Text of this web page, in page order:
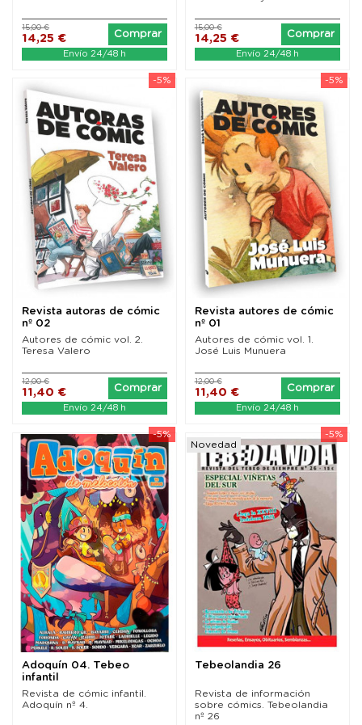
14,25 €
15,00 €
Comprar
Envío 24/48 h
14,25 €
15,00 €
Comprar
Envío 24/48 h
-5%
Revista autoras de cómic
nº 02
Autores de cómic vol. 2.
Teresa Valero
11,40 €
12,00 €
Comprar
Envío 24/48 h
-5%
Revista autores de cómic
nº 01
Autores de cómic vol. 1.
José Luis Munuera
11,40 €
12,00 €
Comprar
Envío 24/48 h
-5%
Adoquín 04. Tebeo
infantil
Revista de cómic infantil.
Adoquín nº 4.
-5%
Novedad
Tebeolandia 26
Revista de información
sobre cómics. Tebeolandia
nº 26